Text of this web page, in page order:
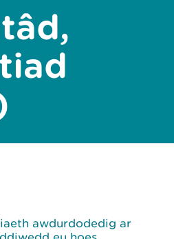
awdurdodedig ar